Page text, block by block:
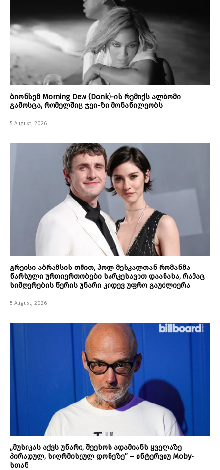
ბიონსემ Morning Dew (Donk)-ის რემიქს ალბომი
გამოსცა, რომელშიც ჯეი-ზი მონაწილეობს
5 August, 2026
გრეისი აბრამსის თმით, პოლ მესკალთან რომანმა
წარსული ურთიერთობები სარკესავით დაანახა, რამაც
სიმღერების წერის უნარი კიდევ უფრო გაუძლიერა
5 August, 2026
„მუსიკას აქვს უნარი, შეეხოს ადამიანს ყველაზე
პირადულ, სიღრმისეულ დონეზე” – ინტერვიუ Moby-
სთან